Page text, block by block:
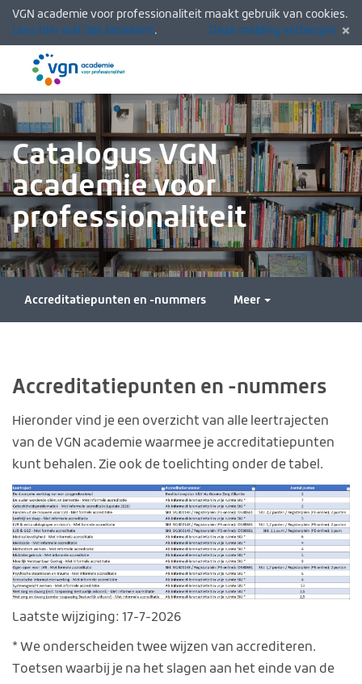
VGN academie voor professionaliteit maakt gebruik van cookies.
Lees hier wat dat betekent. Deze melding verbergen
Menu
Catalogus VGN
academie voor
professionaliteit
Accreditatiepunten en -nummers Meer
Accreditatiepunten en -nummers
Hieronder vind je een overzicht van alle leertrajecten
van de VGN academie waarmee je accreditatiepunten
kunt behalen. Zie ook de toelichting onder de tabel.
Laatste wijziging: 17-7-2026
* We onderscheiden twee wijzen van accrediteren.
Toetsen waarbij je na het slagen aan het einde van de